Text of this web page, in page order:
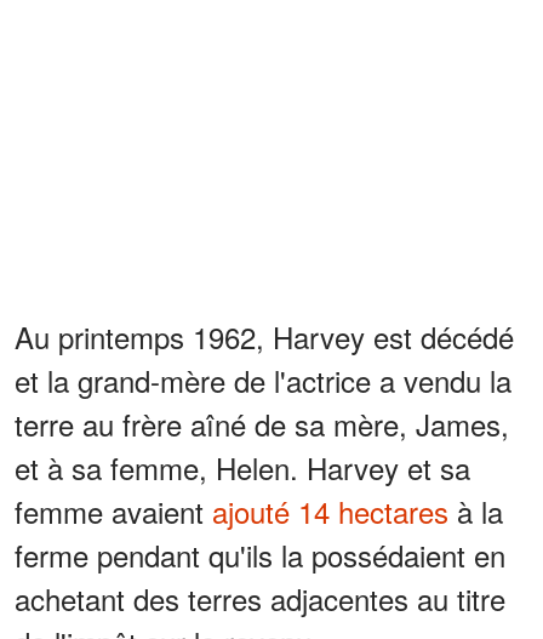
Au printemps 1962, Harvey est décédé
et la grand-mère de l'actrice a vendu la
terre au frère aîné de sa mère, James,
et à sa femme, Helen. Harvey et sa
femme avaient ajouté 14 hectares à la
ferme pendant qu'ils la possédaient en
achetant des terres adjacentes au titre